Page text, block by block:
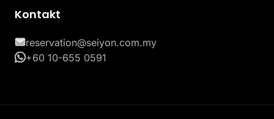
Kontakt
reservation@seiyon.com.my
+60 10-655 0591